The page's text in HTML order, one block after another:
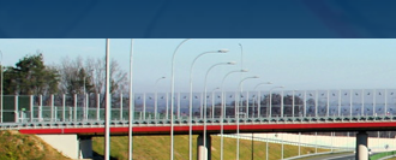
SITK RP Oddział w KRAKOWIE
Polish Association of Engineers & Technicians of Transportation